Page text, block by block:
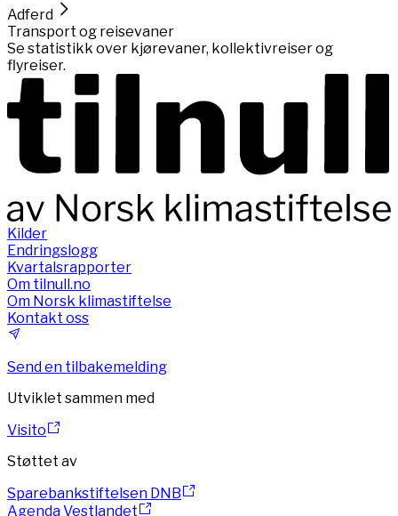
Adferd
Transport og reisevaner
Se statistikk over kjørevaner, kollektivreiser og
flyreiser.
Kilder
Endringslogg
Kvartalsrapporter
Om tilnull.no
Om Norsk klimastiftelse
Kontakt oss
Send en tilbakemelding
Utviklet sammen med
Visito
Støttet av
Sparebankstiftelsen DNB
Agenda Vestlandet